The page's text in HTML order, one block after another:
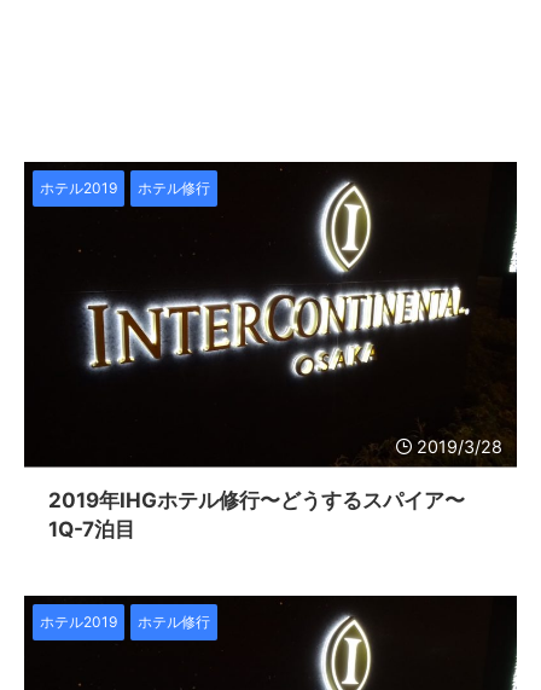
2019/3/28
ホテル2019 ホテル修行
2019年IHGホテル修行〜どうするスパイア〜
1Q-7泊目
ホテル2019 ホテル修行